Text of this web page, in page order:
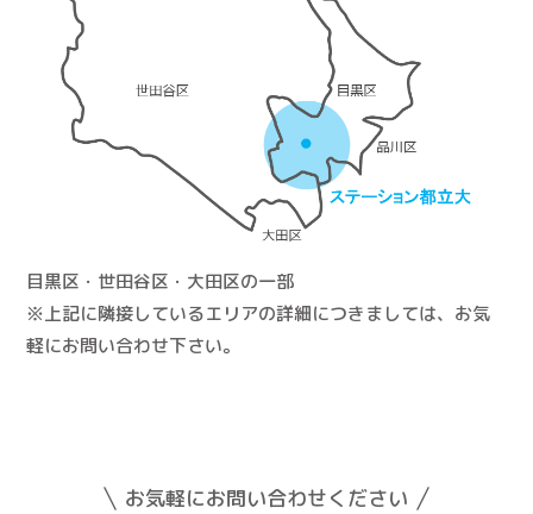
目黒区・世田谷区・大田区の一部
※上記に隣接しているエリアの詳細につきましては、お気
軽にお問い合わせ下さい。
お気軽にお問い合わせください